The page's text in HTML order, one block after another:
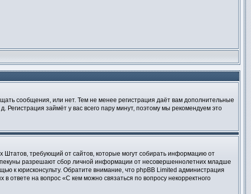
сообщения, или нет. Тем не менее регистрация даёт вам дополнительные
займёт у вас всего пару минут, поэтому мы рекомендуем это
Штатов, требующий от сайтов, которые могут собирать информацию от
разрешают сбор личной информации от несовершеннолетних младше
к юрисконсульту. Обратите внимание, что phpBB Limited администрация
на вопрос «С кем можно связаться по вопросу некорректного